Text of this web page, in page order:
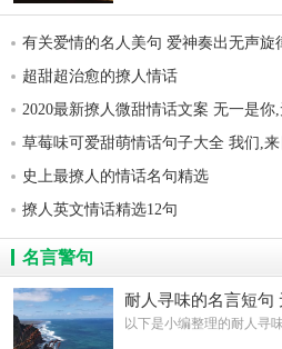
有关爱情的名人美句 爱神奏出无声旋
听
超甜超治愈的撩人情话
2020最新撩人微甜情话文案 无一是你
草莓味可爱甜萌情话句子大全 我们,
史上最撩人的情话名句精选
撩人英文情话精选12句
名言警句
耐人寻味的名言短句
以下是小编整理的耐人寻